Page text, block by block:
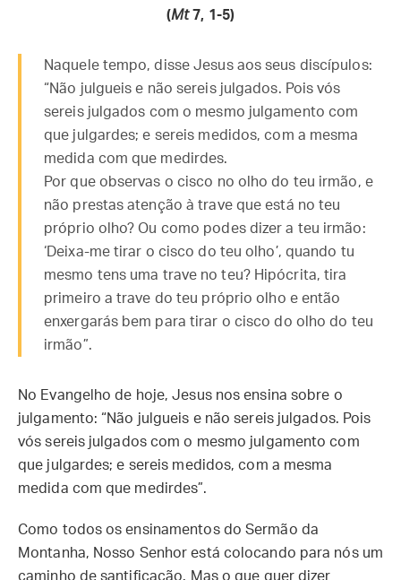
(Mt 7, 1-5)
Naquele tempo, disse Jesus aos seus discípulos:
“Não julgueis e não sereis julgados. Pois vós
sereis julgados com o mesmo julgamento com
que julgardes; e sereis medidos, com a mesma
medida com que medirdes.
Por que observas o cisco no olho do teu irmão, e
não prestas atenção à trave que está no teu
próprio olho? Ou como podes dizer a teu irmão:
‘Deixa-me tirar o cisco do teu olho’, quando tu
mesmo tens uma trave no teu? Hipócrita, tira
primeiro a trave do teu próprio olho e então
enxergarás bem para tirar o cisco do olho do teu
irmão”.
No Evangelho de hoje, Jesus nos ensina sobre o
julgamento: “Não julgueis e não sereis julgados. Pois
vós sereis julgados com o mesmo julgamento com
que julgardes; e sereis medidos, com a mesma
medida com que medirdes”.
Como todos os ensinamentos do Sermão da
Montanha, Nosso Senhor está colocando para nós um
caminho de santificação. Mas o que quer dizer